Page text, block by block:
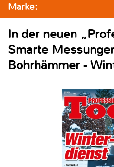
Marke:
In der neuen
Smarte
Bohrhämmer -